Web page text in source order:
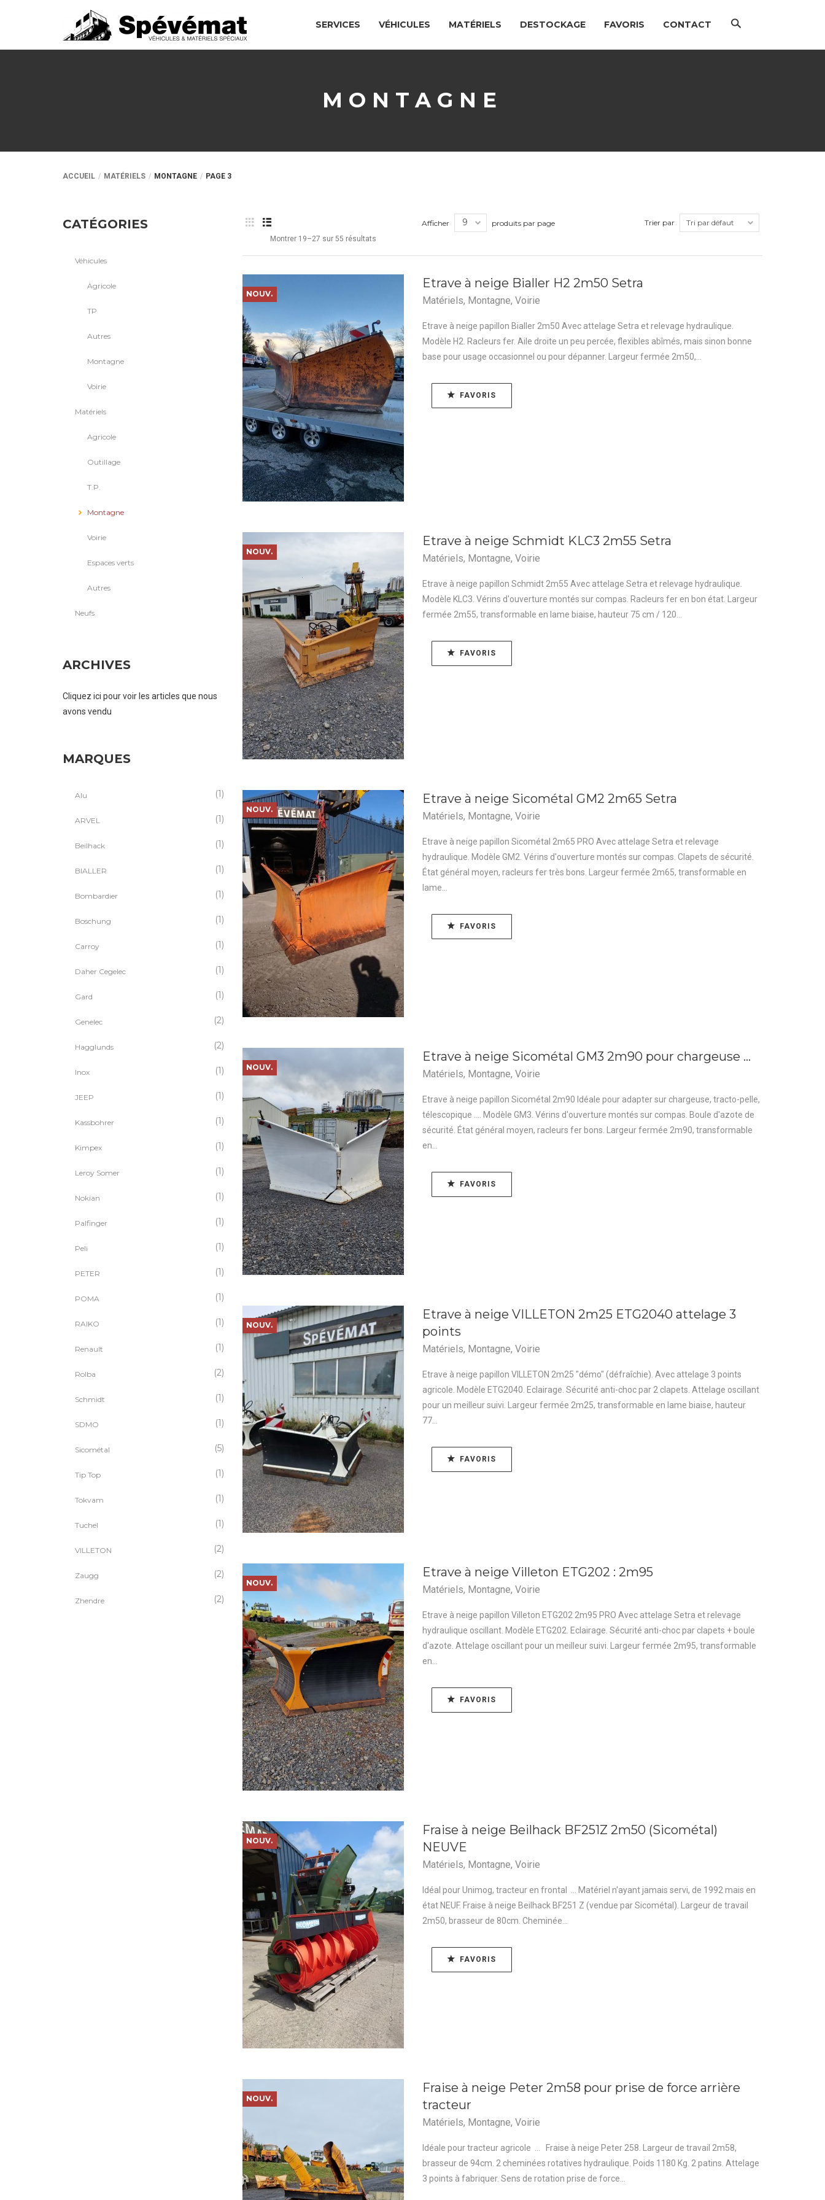
Chercher
SERVICES VÉHICULES MATÉRIELS DESTOCKAGE FAVORIS CONTACT
MONTAGNE
ACCUEIL MATÉRIELS MONTAGNE PAGE 3
Montrer 19–27 sur 55 résultats
Afficher produits par page Trier par
NOUV.
Etrave à neige Bialler H2 2m50 Setra
Matériels, Montagne, Voirie
Etrave à neige papillon Bialler 2m50 Avec attelage Setra et relevage hydraulique.
Modèle H2. Racleurs fer. Aile droite un peu percée, flexibles abîmés, mais sinon bonne
base pour usage occasionnel ou pour dépanner. Largeur fermée 2m50,...
FAVORIS
NOUV.
Etrave à neige Schmidt KLC3 2m55 Setra
Matériels, Montagne, Voirie
Etrave à neige papillon Schmidt 2m55 Avec attelage Setra et relevage hydraulique.
Modèle KLC3. Vérins d'ouverture montés sur compas. Racleurs fer en bon état. Largeur
fermée 2m55, transformable en lame biaise, hauteur 75 cm / 120...
FAVORIS
NOUV.
Etrave à neige Sicométal GM2 2m65 Setra
Matériels, Montagne, Voirie
Etrave à neige papillon Sicométal 2m65 PRO Avec attelage Setra et relevage
hydraulique. Modèle GM2. Vérins d'ouverture montés sur compas. Clapets de sécurité.
État général moyen, racleurs fer très bons. Largeur fermée 2m65, transformable en
lame...
FAVORIS
NOUV.
Etrave à neige Sicométal GM3 2m90 pour chargeuse …
Matériels, Montagne, Voirie
Etrave à neige papillon Sicométal 2m90 Idéale pour adapter sur chargeuse, tracto-pelle,
télescopique .... Modèle GM3. Vérins d'ouverture montés sur compas. Boule d'azote de
sécurité. État général moyen, racleurs fer bons. Largeur fermée 2m90, transformable
en...
FAVORIS
NOUV.
Etrave à neige VILLETON 2m25 ETG2040 attelage 3
points
Matériels, Montagne, Voirie
Etrave à neige papillon VILLETON 2m25 "démo" (défraîchie). Avec attelage 3 points
agricole. Modèle ETG2040. Eclairage. Sécurité anti-choc par 2 clapets. Attelage oscillant
pour un meilleur suivi. Largeur fermée 2m25, transformable en lame biaise, hauteur
77...
FAVORIS
NOUV.
Etrave à neige Villeton ETG202 : 2m95
Matériels, Montagne, Voirie
Etrave à neige papillon Villeton ETG202 2m95 PRO Avec attelage Setra et relevage
hydraulique oscillant. Modèle ETG202. Eclairage. Sécurité anti-choc par clapets + boule
d'azote. Attelage oscillant pour un meilleur suivi. Largeur fermée 2m95, transformable
en...
FAVORIS
NOUV.
Fraise à neige Beilhack BF251Z 2m50 (Sicométal)
NEUVE
Matériels, Montagne, Voirie
Idéal pour Unimog, tracteur en frontal ... Matériel n'ayant jamais servi, de 1992 mais en
état NEUF. Fraise à neige Beilhack BF251 Z (vendue par Sicométal). Largeur de travail
2m50, brasseur de 80cm. Cheminée...
FAVORIS
NOUV.
Fraise à neige Peter 2m58 pour prise de force arrière
tracteur
Matériels, Montagne, Voirie
Idéale pour tracteur agricole ... Fraise à neige Peter 258. Largeur de travail 2m58,
brasseur de 94cm. 2 cheminées rotatives hydraulique. Poids 1180 Kg. 2 patins. Attelage
3 points à fabriquer. Sens de rotation prise de force...
CATÉGORIES
Véhicules
Agricole
TP
Autres
Montagne
Voirie
Matériels
Agricole
Outillage
T.P.
Montagne
Voirie
Espaces verts
Autres
Neufs
ARCHIVES
Cliquez ici pour voir les articles que nous
avons vendu
MARQUES
Alu (1)
ARVEL (1)
Beilhack (1)
BIALLER (1)
Bombardier (1)
Boschung (1)
Carroy (1)
Daher Cegelec (1)
Gard (1)
Genelec (2)
Hagglunds (2)
Inox (1)
JEEP (1)
Kassbohrer (1)
Kimpex (1)
Leroy Somer (1)
Nokian (1)
Palfinger (1)
Peli (1)
PETER (1)
POMA (1)
RAIKO (1)
Renault (1)
Rolba (2)
Schmidt (1)
SDMO (1)
Sicométal (5)
Tip Top (1)
Tokvam (1)
Tuchel (1)
VILLETON (2)
Zaugg (2)
Zhendre (2)